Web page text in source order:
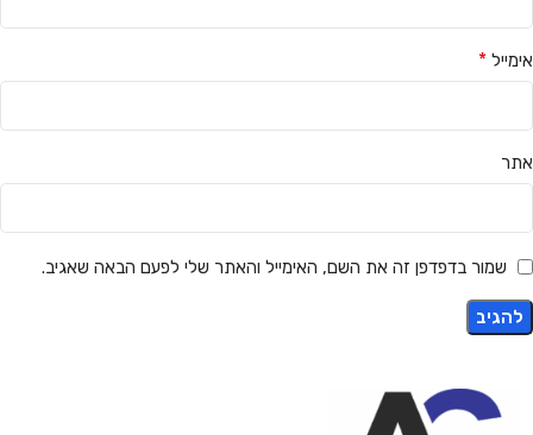
אימייל *
אתר
שמור בדפדפן זה את השם, האימייל והאתר שלי לפעם הבאה שאגיב.